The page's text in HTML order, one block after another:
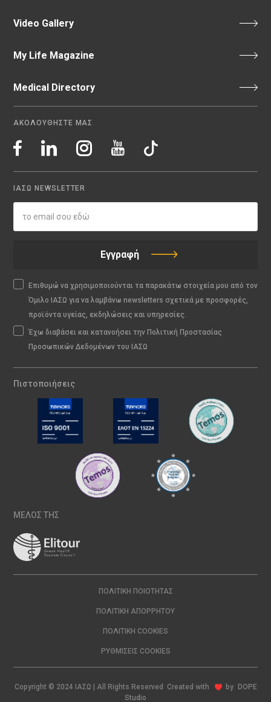
Video Gallery
My Life Magazine
Medical Directory
ΑΚΟΛΟΥΘΗΣΤΕ ΜΑΣ
ΙΑΣΩ NEWSLETTER
Εγγραφή
Επιθυμώ να χρησιμοποιούνται τα παρακάτω στοιχεία μου από τον
Όμιλο ΙΑΣΩ για να λαμβάνω newsletters σχετικά με προσφορές,
προϊόντα υγείας, εκδηλώσεις και υπηρεσίες.
Έχω διαβάσει και κατανοήσει την Πολιτική Προστασίας
Προσωπικών Δεδομένων του ΙΑΣΩ
Πιστοποιήσεις
ΜΕΛΟΣ ΤΗΣ
ΠΟΛΙΤΙΚΉ ΠΟΙΌΤΗΤΑΣ
ΠΟΛΙΤΙΚΉ ΑΠΟΡΡΉΤΟΥ
ΠΟΛΙΤΙΚΉ COOKIES
ΡΥΘΜΊΣΕΙΣ COOKIES
Copyright © 2024 ΙΑΣΩ | All Rights Reserved Created with by
DOPE
Studio